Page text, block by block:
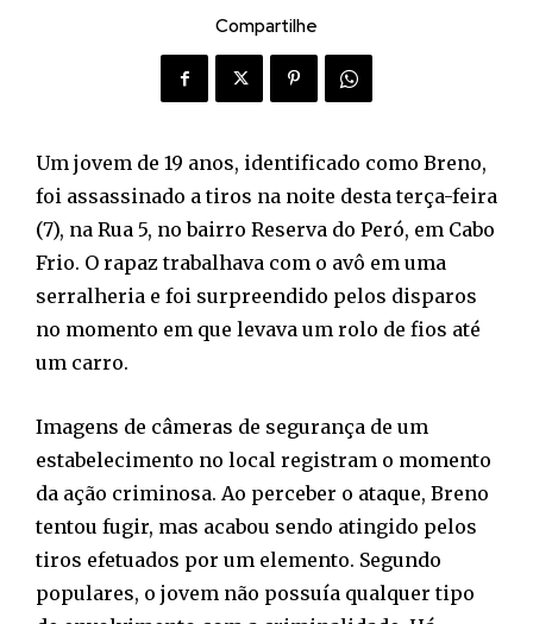
Compartilhe
Um jovem de 19 anos, identificado como Breno,
foi assassinado a tiros na noite desta terça-feira
(7), na Rua 5, no bairro Reserva do Peró, em Cabo
Frio. O rapaz trabalhava com o avô em uma
serralheria e foi surpreendido pelos disparos
no momento em que levava um rolo de fios até
um carro.
Imagens de câmeras de segurança de um
estabelecimento no local registram o momento
da ação criminosa. Ao perceber o ataque, Breno
tentou fugir, mas acabou sendo atingido pelos
tiros efetuados por um elemento. Segundo
populares, o jovem não possuía qualquer tipo